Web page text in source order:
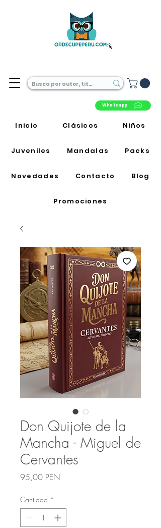
Whatsapp
Inicio Clásicos Niños
Juveniles Mandalas Packs
Novedades Contacto Blog
Promociones
Don Quijote de la
Mancha - Miguel de
Cervantes
95,00 PENPrecio
Cantidad *